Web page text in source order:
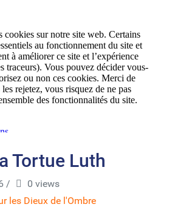
Tortue Luth
/
0 views
les Dieux de l'Ombre